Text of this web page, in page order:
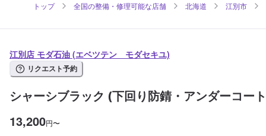
トップ 全国の整備・修理可能な店舗 北海道 江別市
江別店 モダ石油 (エベツテン モダセキユ)
リクエスト予約
シャーシブラック (下回り防錆・アンダーコー
13,200円〜